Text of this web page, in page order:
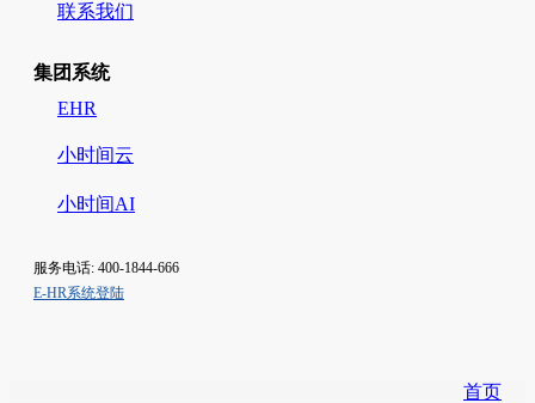
联系我们
集团系统
EHR
小时间云
小时间AI
服务电话: 400-1844-666
E-HR系统登陆
首页